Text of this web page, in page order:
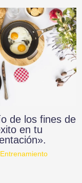
de los fines de
en tu